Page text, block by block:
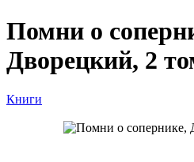
Помни о
Дворецкий, 2
Книги